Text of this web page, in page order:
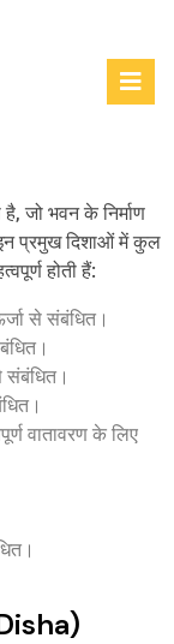
जो भवन के निर्माण
प्रमुख दिशाओं में कुल
होती हैं:
से संबंधित।
संबंधित।
वातावरण के लिए